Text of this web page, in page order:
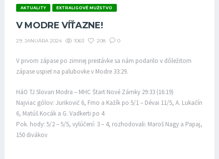
AKTUALITY EXTRALIGOVÉ MUŽSTVO
V MODRE VÍŤAZNE!
29. JANUÁRA 2024 1063 208 0
V prvom zápase po zimnej prestávke sa nám podarilo v dôležitom
zápase uspieť na palubovke v Modre 33:29.
HáO TJ Slovan Modra – MHC Štart Nové Zámky 29:33 (16:19)
Najviac gólov: Jurikovič 6, Frno a Kažík po 5/1 – Dévai 11/5, A. Lukačín
6, Matúš Kocák a G. Vadkerti po 4
Pok. hody: 5/2 – 5/5, vylúčení: 3 – 4, rozhodovali: Maroš Nagy a Papaj,
150 divákov